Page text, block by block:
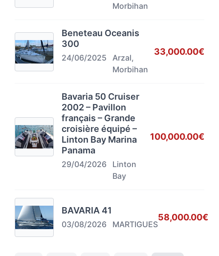
Morbihan
Beneteau Oceanis
300
24/06/2025
Arzal,
Morbihan
33,000.00€
Bavaria 50 Cruiser
2002 – Pavillon
français – Grande
croisière équipé –
Linton Bay Marina
Panama
29/04/2026
Linton
Bay
100,000.00€
BAVARIA 41
03/08/2026 MARTIGUES
58,000.00€